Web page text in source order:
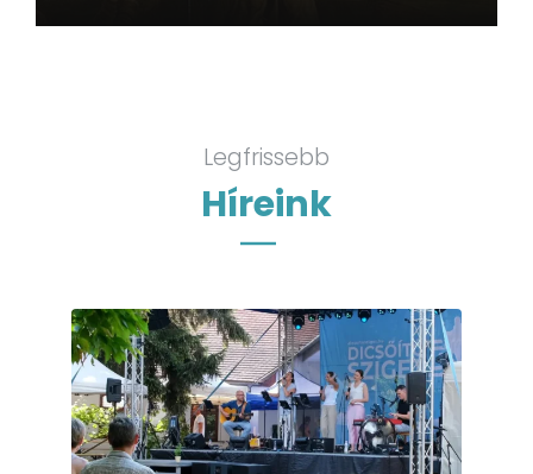
Legfrissebb
Híreink